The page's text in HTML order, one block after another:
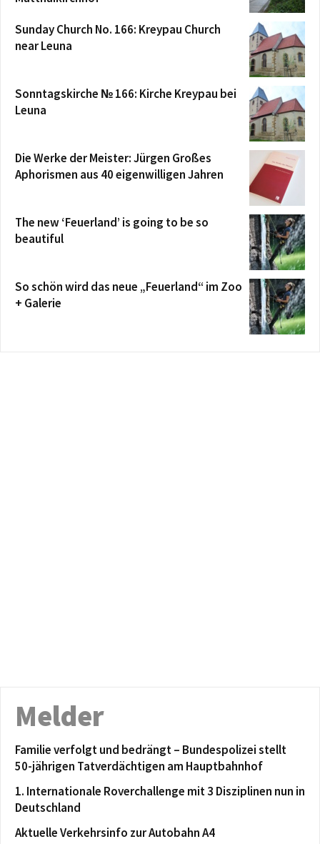
Sunday Church No. 166: Kreypau Church
near Leuna
Sonntagskirche № 166: Kirche Kreypau bei
Leuna
Die Werke der Meister: Jürgen Großes
Aphorismen aus 40 eigenwilligen Jahren
The new ‘Feuerland’ is going to be so
beautiful
So schön wird das neue „Feuerland“ im Zoo
+ Galerie
Melder
Familie verfolgt und bedrängt – Bundespolizei stellt
50-jährigen Tatverdächtigen am Hauptbahnhof
1. Internationale Roverchallenge mit 3 Disziplinen nun in
Deutschland
Aktuelle Verkehrsinfo zur Autobahn A4